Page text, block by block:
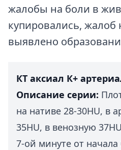
жалобы на боли в
купировались, жалоб
выявлено
КТ аксиал К+
Описание серии:
на нативе 28-30HU, в
35HU, в венозную
7-ой минуте от начала